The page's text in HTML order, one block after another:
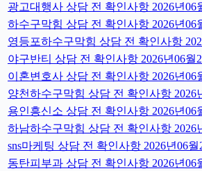
광고대행사 상담 전 확인사항 2026년06
하수구막힘 상담 전 확인사항 2026년06
영등포하수구막힘 상담 전 확인사항
야구반티 상담 전 확인사항 2026년06월
이혼변호사 상담 전 확인사항 2026년06
양천하수구막힘 상담 전 확인사항 2026
용인흥신소 상담 전 확인사항 2026년06
하남하수구막힘 상담 전 확인사항 2026
sns마케팅 상담 전 확인사항 2026년06월
동탄피부과 상담 전 확인사항 2026년06